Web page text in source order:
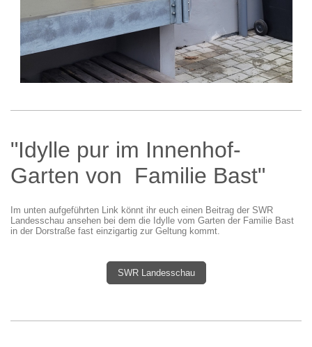
"Idylle pur im Innenhof-
Garten von Familie Bast"
Im unten aufgeführten Link könnt ihr euch einen Beitrag der SWR
Landesschau ansehen bei dem die Idylle vom Garten der Familie Bast
in der Dorstraße fast einzigartig zur Geltung kommt.
SWR Landesschau